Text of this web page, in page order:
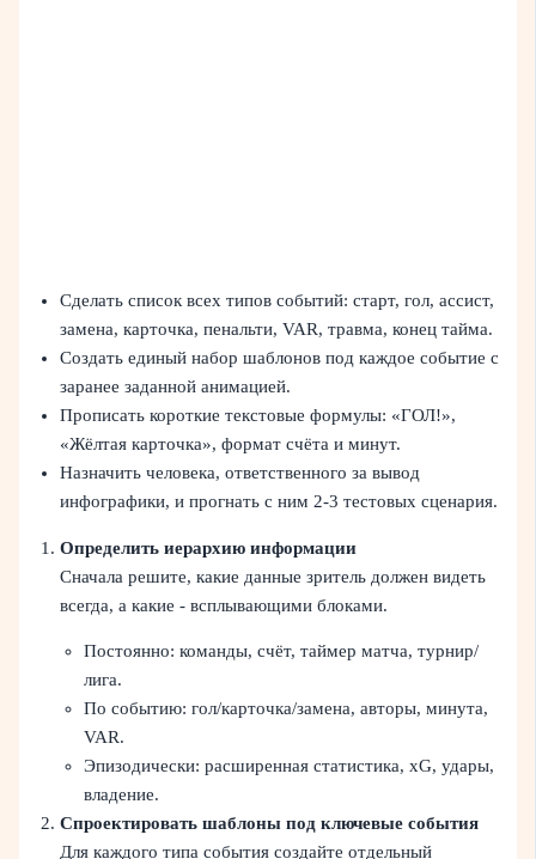
Сделать список всех типов событий: старт, гол, ассист,
замена, карточка, пенальти, VAR, травма, конец тайма.
Создать единый набор шаблонов под каждое событие с
заранее заданной анимацией.
Прописать короткие текстовые формулы: «ГОЛ!»,
«Жёлтая карточка», формат счёта и минут.
Назначить человека, ответственного за вывод
инфографики, и прогнать с ним 2-3 тестовых сценария.
Определить иерархию информации
Сначала решите, какие данные зритель должен видеть
всегда, а какие - всплывающими блоками.
Постоянно: команды, счёт, таймер матча, турнир/
лига.
По событию: гол/карточка/замена, авторы, минута,
VAR.
Эпизодически: расширенная статистика, xG, удары,
владение.
Спроектировать шаблоны под ключевые события
Для каждого типа события создайте отдельный